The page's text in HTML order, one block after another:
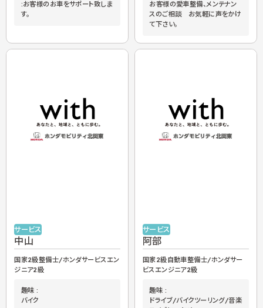
:お客様のお車をサポート致しま
す。
お客様の愛車整備、メンテナン
スのご相談 お気軽に声をかけ
て下さい。
サービス
中山
国家2級整備士/ホンダサービスエン
ジニア2級
趣味 :
バイク
サービス
阿部
国家2級自動車整備士/ホンダサー
ビスエンジニア2級
趣味 :
ドライブ/バイクツーリング/音楽